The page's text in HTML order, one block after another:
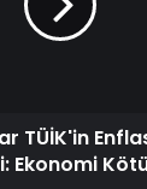
TÜİK'in
Ekonomi